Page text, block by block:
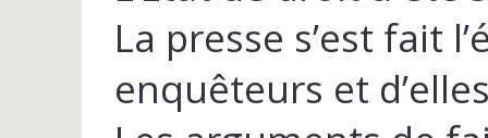
La presse s’est fait
enquêteurs et